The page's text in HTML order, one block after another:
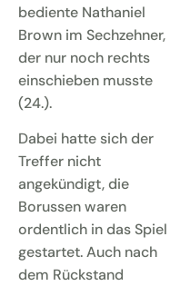
bediente Nathaniel
Brown im Sechzehner,
der nur noch rechts
einschieben musste
(24.).
Dabei hatte sich der
Treffer nicht
angekündigt, die
Borussen waren
ordentlich in das Spiel
gestartet. Auch nach
dem Rückstand